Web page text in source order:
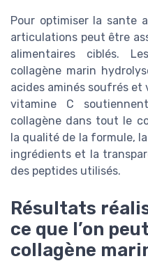
Pour optimiser la sante
articulations peut être
alimentaires ciblés.
collagène marin
acides aminés soufrés et
vitamine C
collagène dans tout le
la qualité de la formule,
ingrédients et la
des peptides utilisés.
Résultats
ce que l’on
collagène